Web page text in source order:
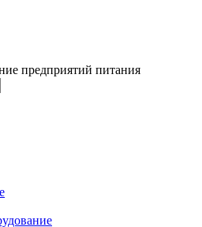
предприятий питания